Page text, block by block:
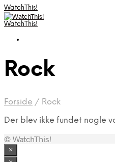
WatchThis!
WatchThis!
Rock
Forside / Rock
Der blev ikke fundet nogle
© WatchThis!
×